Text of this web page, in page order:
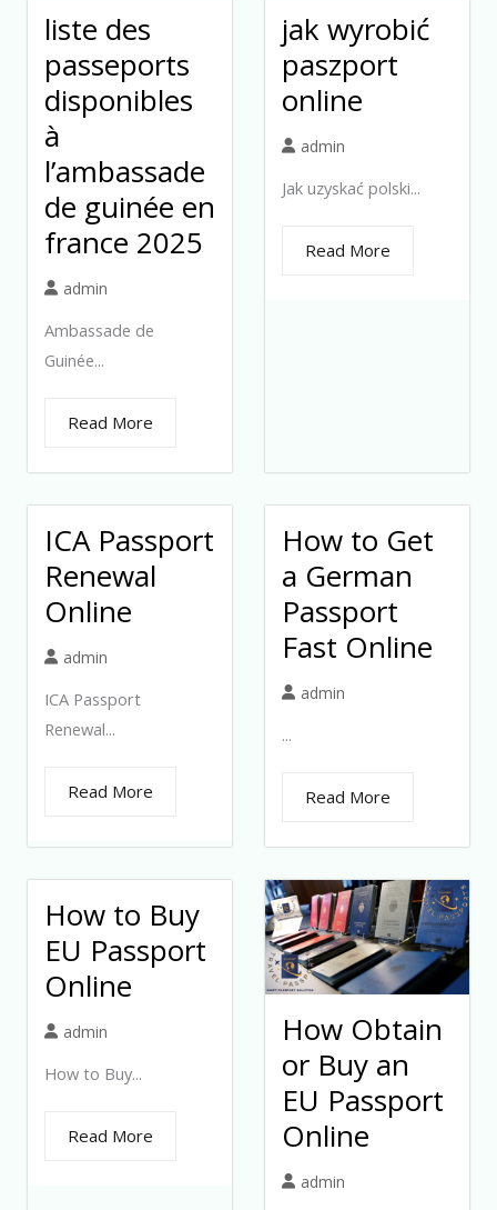
liste des
passeports
disponibles
à
l’ambassade
de guinée en
france 2025
admin
Ambassade de
Guinée...
Read More
jak wyrobić
paszport
online
admin
Jak uzyskać polski...
Read More
ICA Passport
Renewal
Online
admin
ICA Passport
Renewal...
Read More
How to Get
a German
Passport
Fast Online
admin
...
Read More
How to Buy
EU Passport
Online
admin
How to Buy...
Read More
How Obtain
or Buy an
EU Passport
Online
admin